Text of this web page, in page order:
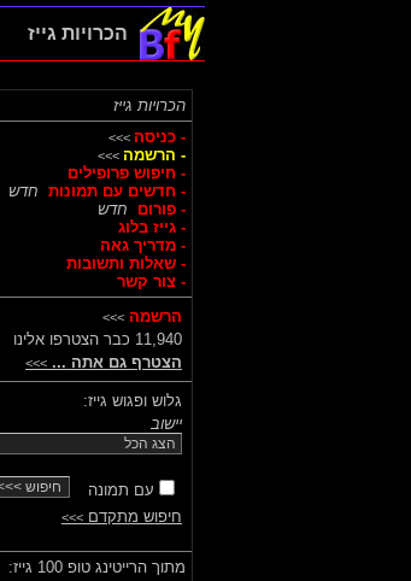
הכרויות גייז
הכרויות גייז
- כניסה >>>
- הרשמה >>>
- חיפוש פרופילים
- חדשים עם תמונות חדש
- פורום
חדש
- גייז בלוג
- מדריך גאה
- שאלות ותשובות
- צור קשר
הרשמה >>>
11,940 כבר הצטרפו אלינו
הצטרף גם אתה ... >>>
גלוש ופגוש גייז:
יישוב
עם תמונה
חיפוש מתקדם >>>
מתוך הרייטינג טופ 100 גייז: